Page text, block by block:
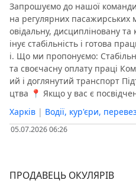
Запрошуємо до нашої команди
на регулярних
овідальну, дисципліновану
інує стабільність і готова
і. Що ми пропонуємо:
та своєчасну оплату праці
ий і доглянутий транспорт
цтва 📍 Якщо у вас є
Харків | Водії, кур'єри,
05.07.2026 06:26
ПРОДАВЕЦЬ ОКУЛЯРІВ